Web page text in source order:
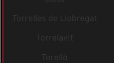
Torrelles de Llobregat
Torrelavit
Torelló